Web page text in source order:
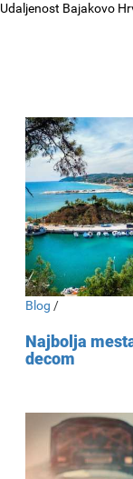
Udaljenost Bajakovo
Blog /
Najbolja
decom